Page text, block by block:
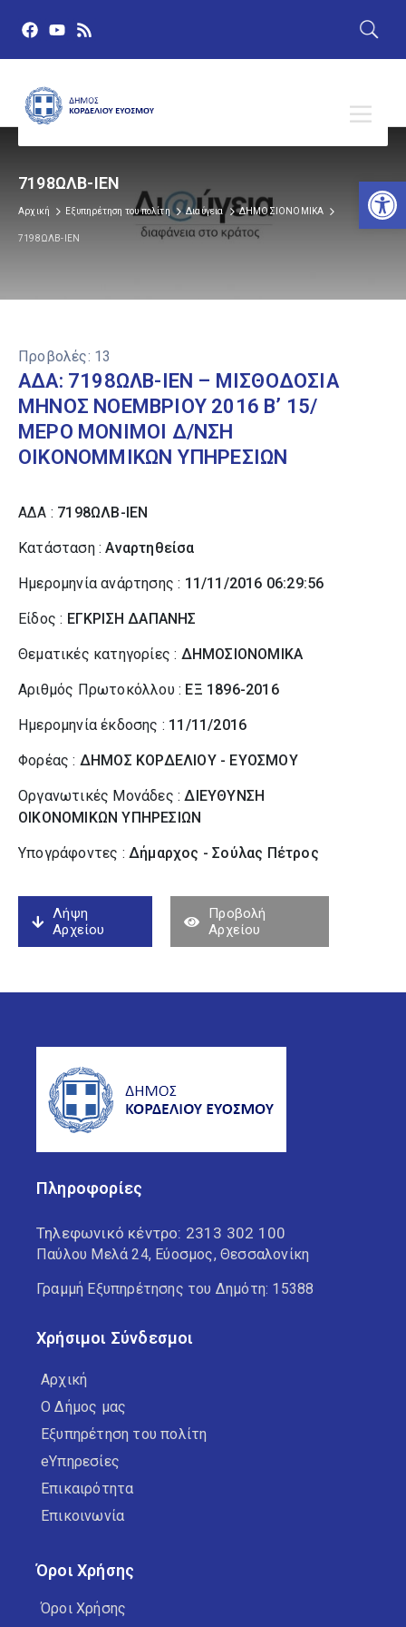
7198ΩΛΒ-ΙΕΝ
Αρχική Εξυπηρέτηση του πολίτη Διαύγεια ΔΗΜΟΣΙΟΝΟΜΙΚΑ
7198ΩΛΒ-ΙΕΝ
Προβολές: 13
ΑΔΑ: 7198ΩΛΒ-ΙΕΝ – ΜΙΣΘΟΔΟΣΙΑ
ΜΗΝΟΣ ΝΟΕΜΒΡΙΟΥ 2016 Β’ 15/
ΜΕΡΟ ΜΟΝΙΜΟΙ Δ/ΝΣΗ
ΟΙΚΟΝΟΜΜΙΚΩΝ ΥΠΗΡΕΣΙΩΝ
ΑΔΑ : 7198ΩΛΒ-ΙΕΝ
Κατάσταση :Αναρτηθείσα
Ημερομηνία ανάρτησης : 11/11/2016 06:29:56
Είδος : ΕΓΚΡΙΣΗ ΔΑΠΑΝΗΣ
Θεματικές κατηγορίες : ΔΗΜΟΣΙΟΝΟΜΙΚΑ
Αριθμός Πρωτοκόλλου : ΕΞ 1896-2016
Ημερομηνία έκδοσης : 11/11/2016
Φορέας : ΔΗΜΟΣ ΚΟΡΔΕΛΙΟΥ - ΕΥΟΣΜΟΥ
Οργανωτικές Μονάδες :ΔΙΕΥΘΥΝΣΗ
ΟΙΚΟΝΟΜΙΚΩΝ ΥΠΗΡΕΣΙΩΝ
Υπογράφοντες : Δήμαρχος - Σούλας Πέτρος
Λήψη
Αρχείου
Προβολή
Αρχείου
Πληροφορίες
Τηλεφωνικό κέντρο: 2313 302 100
Παύλου Μελά 24, Εύοσμος, Θεσσαλονίκη
Γραμμή Εξυπηρέτησης του Δημότη: 15388
Χρήσιμοι Σύνδεσμοι
Αρχική
Ο Δήμος μας
Εξυπηρέτηση του πολίτη
eΥπηρεσίες
Επικαιρότητα
Επικοινωνία
Όροι Χρήσης
Όροι Χρήσης